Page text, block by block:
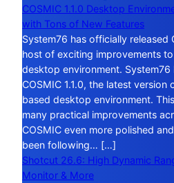
COSMIC 1.1.0 Desktop
with Tons of New Features
System76 has officially released
host of exciting improvements
desktop environment. System76
COSMIC 1.1.0, the latest
based desktop environment.
many practical improvements
COSMIC even more polished
been following… […]
Shotcut 26.6: High Dynamic
Monitor & More